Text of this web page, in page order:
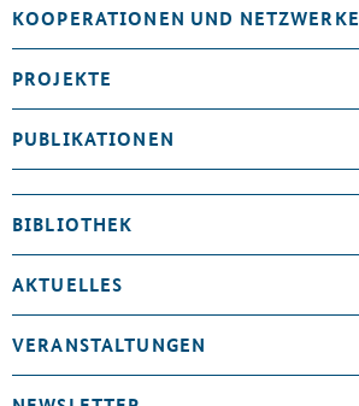
KOOPERATIONEN UND NETZWERKE
PROJEKTE
PUBLIKATIONEN
BIBLIOTHEK
AKTUELLES
VERANSTALTUNGEN